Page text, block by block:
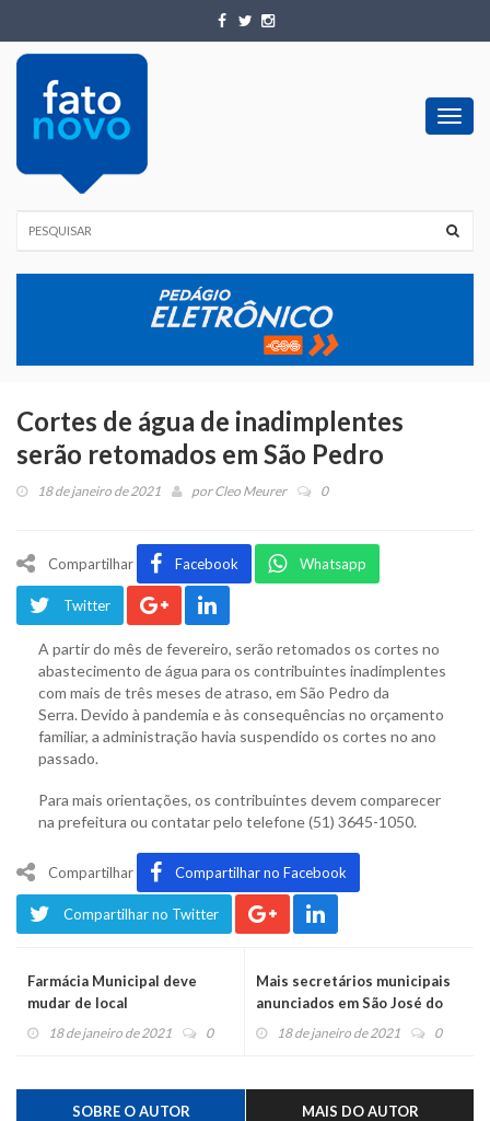
Cortes de água de inadimplentes
serão retomados em São Pedro
18 de janeiro de 2021 porCleo Meurer 0
Compartilhar Facebook Whatsapp
Twitter
A partir do mês de fevereiro, serão retomados os cortes no
abastecimento de água para os contribuintes inadimplentes
com mais de três meses de atraso, em São Pedro da
Serra. Devido à pandemia e às consequências no orçamento
familiar, a administração havia suspendido os cortes no ano
passado.
Para mais orientações, os contribuintes devem comparecer
na prefeitura ou contatar pelo telefone (51) 3645-1050.
Compartilhar Compartilhar no Facebook
Compartilhar no Twitter
Farmácia Municipal deve
mudar de local
18 de janeiro de 2021 0
Mais secretários municipais
anunciados em São José do
Sul
18 de janeiro de 2021 0
SOBRE O AUTOR MAIS DO AUTOR